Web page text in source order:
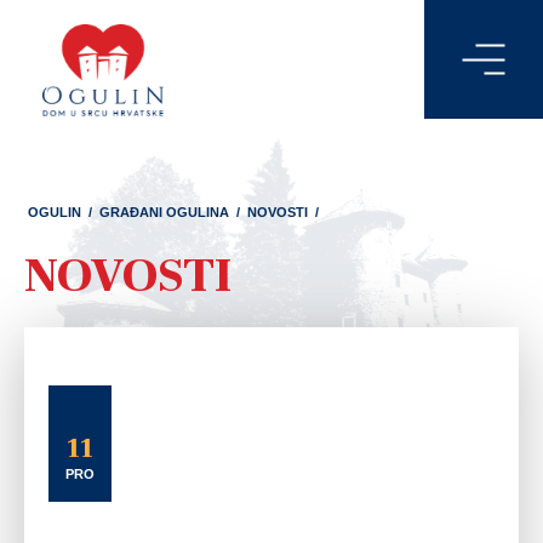
OGULIN / GRAĐANI OGULINA / NOVOSTI /
NOVOSTI
11
PRO